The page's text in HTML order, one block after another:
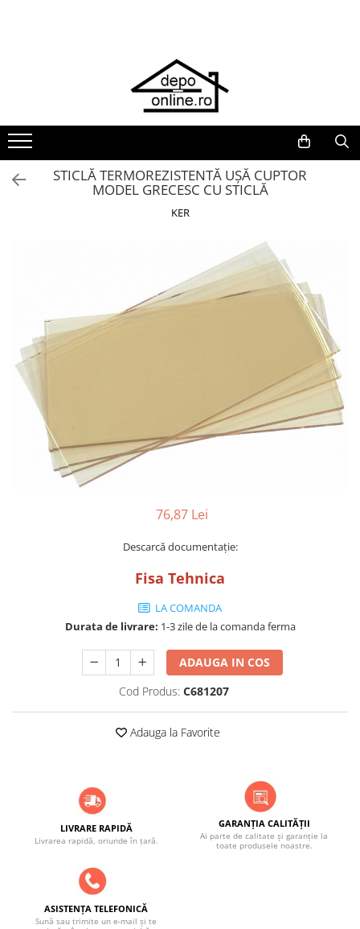
Grătare barbeque din fontă
România
Grătare tehnice din fontă România
Vase de gătit din fontă România
Grătare din fontă
Grătare din inox
Grătare electrice
Grătare pe cărbuni
GRĂTARE PE GAZ
UȘI DIN FONTĂ
Uși de cuptor
Uși pentru sobă și șemineu
Vase pentru gătit din fontă
Vase pentru gătit din inox
Vase pentru gătit din oțel
REDUCERI VASE DIN FONTĂ
CUPTOARE PENTRU SOBĂ
ACCESORII SOBĂ, ȘEMINEU ȘI
ACCESORII PENTRU GATIT
polietilenă cu inele
COȘURI DE FUM
Coșuri de fum din beton
Coșuri de fum din otel
DIVERSE
STICLĂ TERMOREZISTENTĂ UȘĂ CUPTOR
MODEL GRECESC CU STICLĂ
KER
76,87 Lei
Descarcă documentație:
Fisa Tehnica
LA COMANDA
Durata de livrare: 1-3 zile de la comanda ferma
ADAUGA IN COS
Cod Produs: C681207
Adauga la Favorite
LIVRARE RAPIDĂ
Livrarea rapidă, oriunde în țară.
GARANȚIA CALITĂȚII
Ai parte de calitate și garanție la
toate produsele noastre.
ASISTENȚA TELEFONICĂ
Sună sau trimite un e-mail și te